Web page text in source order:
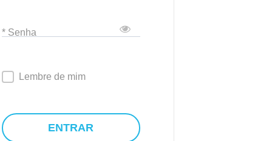
* Senha
Lembre de mim
ENTRAR